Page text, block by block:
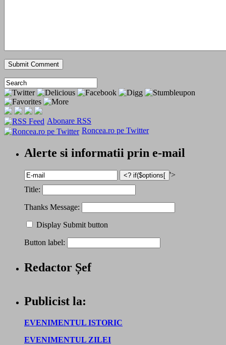
Abonare RSS
Roncea.ro pe Twitter
Alerte si informatii prin e-mail
'>
Title:
Thanks Message:
Display Submit button
Button label:
Redactor Șef
Publicist la:
EVENIMENTUL ISTORIC
EVENIMENTUL ZILEI